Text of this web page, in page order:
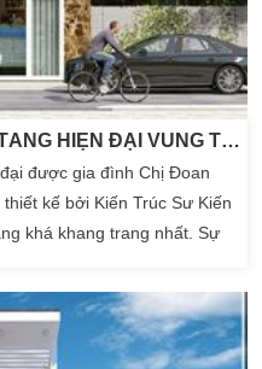
MẪU THIẾT KẾ NHÀ PHỐ 4 TẦNG HIỆN ĐẠI VŨNG TÀU
được gia đình Chị Đoan
kế bởi Kiến Trúc Sư Kiến
khá khang trang nhất. Sự
bền màu sắc hơn. Mẫu nhà